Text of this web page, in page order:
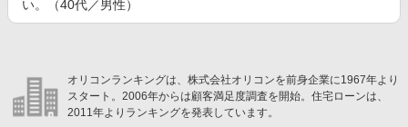
い。（40代／男性）
オリコンランキングは、株式会社オリコンを前身企業に1967年より
スタート。2006年からは顧客満足度調査を開始。住宅ローンは、
2011年よりランキングを発表しています。